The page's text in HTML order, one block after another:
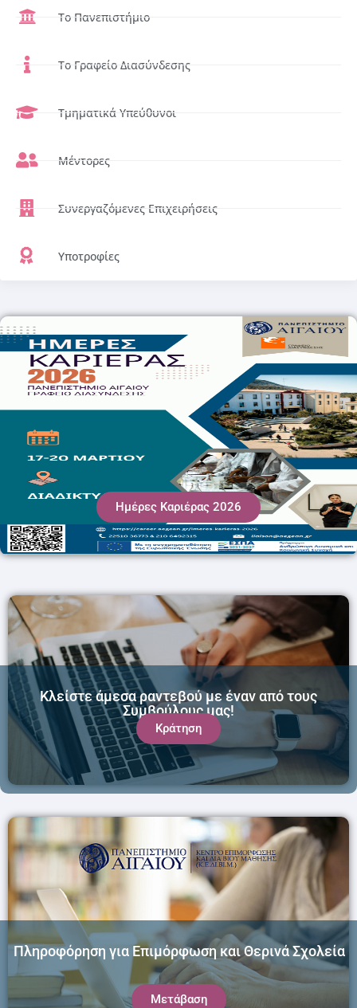
Το Πανεπιστήμιο
Το Γραφείο Διασύνδεσης
Τμηματικά Υπεύθυνοι
Μέντορες
Συνεργαζόμενες Επιχειρήσεις
Υποτροφίες
Ημέρες Καριέρας 2026
Κράτηση
Κλείστε άμεσα ραντεβού με έναν από τους
Συμβούλους μας!
Πληροφόρηση για Επιμόρφωση και Θερινά Σχολεία
Μετάβαση